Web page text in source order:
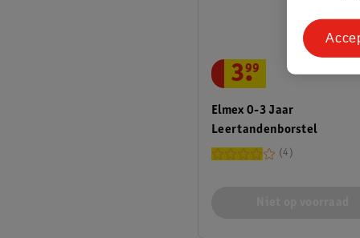
Elmex 0-3 Jaar
Leertandenborstel
3.
99
4